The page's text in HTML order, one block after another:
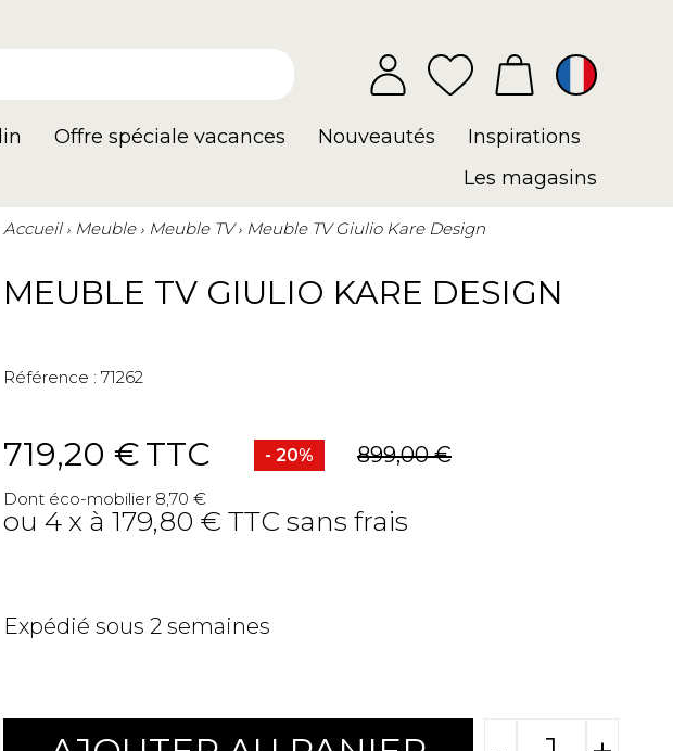
Offre spéciale vacances Nouveautés
Inspirations
Les magasins
Accueil Meuble Meuble TV Meuble TV Giulio Kare Design
MEUBLE TV GIULIO KARE DESIGN
Référence : 71262
719,20 €TTC - 20% 899,00 €
Dont éco-mobilier 8,70 €
ou 4 x à 179,80 € TTC sans frais
Expédié sous 2 semaines